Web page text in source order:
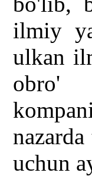
ilmiy
ulkan
obro'
uchun